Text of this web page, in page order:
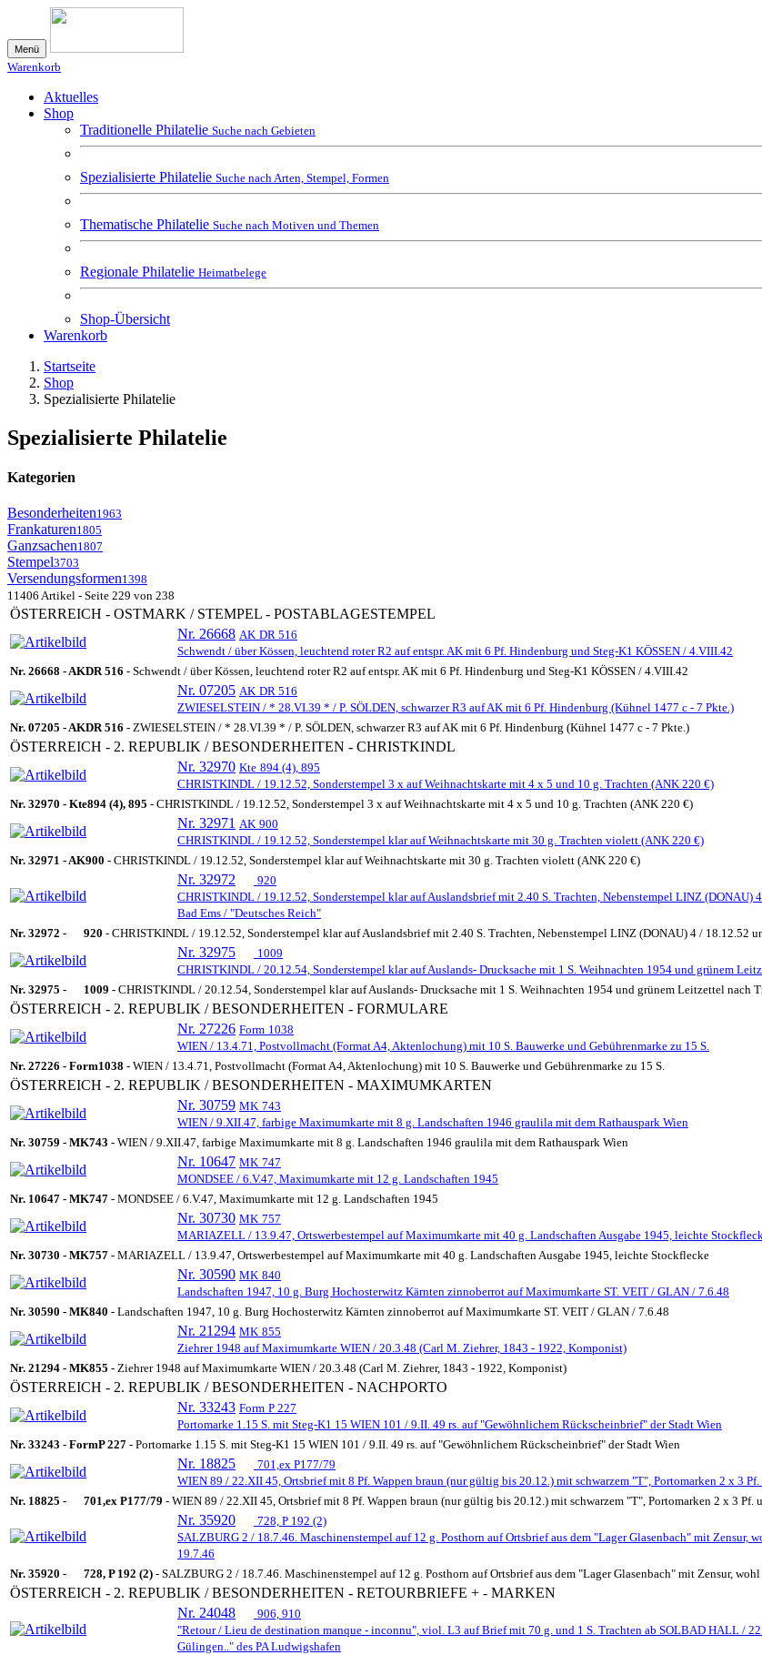
Menü
Warenkorb
Aktuelles
Shop
Traditionelle Philatelie Suche nach Gebieten
Spezialisierte Philatelie Suche nach Arten, Stempel, Formen
Thematische Philatelie Suche nach Motiven und Themen
Regionale Philatelie Heimatbelege
Shop-Übersicht
Warenkorb
Startseite
Shop
Spezialisierte Philatelie
Spezialisierte Philatelie
Kategorien
Besonderheiten1963
Frankaturen1805
Ganzsachen1807
Stempel3703
Versendungsformen1398
11406 Artikel - Seite 229 von 238
ÖSTERREICH - OSTMARK / STEMPEL - POSTABLAGESTEMPEL
Nr. 26668 AK DR 516
Schwendt / über Kössen, leuchtend roter R2 auf entspr. AK mit 6 Pf. Hindenburg und Steg-K1 KÖSSEN / 4.VIII.42
Nr. 26668 -AKDR 516 - Schwendt / über Kössen, leuchtend roter R2 auf entspr. AK mit 6 Pf. Hindenburg und Steg-K1 KÖSSEN / 4.VIII.42
Nr. 07205 AK DR 516
ZWIESELSTEIN / * 28.VI.39 * / P. SÖLDEN, schwarzer R3 auf AK mit 6 Pf. Hindenburg (Kühnel 1477 c - 7 Pkte.)
Nr. 07205 -AKDR 516 - ZWIESELSTEIN / * 28.VI.39 * / P. SÖLDEN, schwarzer R3 auf AK mit 6 Pf. Hindenburg (Kühnel 1477 c - 7 Pkte.)
ÖSTERREICH - 2. REPUBLIK / BESONDERHEITEN - CHRISTKINDL
Nr. 32970 Kte 894 (4), 895
CHRISTKINDL / 19.12.52, Sonderstempel 3 x auf Weihnachtskarte mit 4 x 5 und 10 g. Trachten (ANK 220 €)
Nr. 32970 - Kte894 (4), 895 - CHRISTKINDL / 19.12.52, Sonderstempel 3 x auf Weihnachtskarte mit 4 x 5 und 10 g. Trachten (ANK 220 €)
Nr. 32971 AK 900
CHRISTKINDL / 19.12.52, Sonderstempel klar auf Weihnachtskarte mit 30 g. Trachten violett (ANK 220 €)
Nr. 32971 -AK900 - CHRISTKINDL / 19.12.52, Sonderstempel klar auf Weihnachtskarte mit 30 g. Trachten violett (ANK 220 €)
Nr. 32972
920
CHRISTKINDL / 19.12.52, Sonderstempel klar auf Auslandsbrief mit 2.40 S. Trachten, Nebenstempel LINZ
Bad Ems / "Deutsches Reich"
Nr. 32972 - 920 - CHRISTKINDL / 19.12.52, Sonderstempel klar auf Auslandsbrief mit 2.40 S. Trachten, Nebenstempel LINZ (DONAU) 4 / 18.12.52
Nr. 32975
1009
CHRISTKINDL / 20.12.54, Sonderstempel klar auf Auslands- Drucksache mit 1 S. Weihnachten 1954 und grünem
Nr. 32975 - 1009 - CHRISTKINDL / 20.12.54, Sonderstempel klar auf Auslands- Drucksache mit 1 S. Weihnachten 1954 und grünem Leitzettel nach
ÖSTERREICH - 2. REPUBLIK / BESONDERHEITEN - FORMULARE
Nr. 27226 Form 1038
WIEN / 13.4.71, Postvollmacht (Format A4, Aktenlochung) mit 10 S. Bauwerke und Gebührenmarke zu 15 S.
Nr. 27226 - Form1038 - WIEN / 13.4.71, Postvollmacht (Format A4, Aktenlochung) mit 10 S. Bauwerke und Gebührenmarke zu 15 S.
ÖSTERREICH - 2. REPUBLIK / BESONDERHEITEN - MAXIMUMKARTEN
Nr. 30759 MK 743
WIEN / 9.XII.47, farbige Maximumkarte mit 8 g. Landschaften 1946 graulila mit dem Rathauspark Wien
Nr. 30759 - MK743 - WIEN / 9.XII.47, farbige Maximumkarte mit 8 g. Landschaften 1946 graulila mit dem Rathauspark Wien
Nr. 10647 MK 747
MONDSEE / 6.V.47, Maximumkarte mit 12 g. Landschaften 1945
Nr. 10647 - MK747 - MONDSEE / 6.V.47, Maximumkarte mit 12 g. Landschaften 1945
Nr. 30730 MK 757
MARIAZELL / 13.9.47, Ortswerbestempel auf Maximumkarte mit 40 g. Landschaften Ausgabe 1945, leichte
Nr. 30730 - MK757 - MARIAZELL / 13.9.47, Ortswerbestempel auf Maximumkarte mit 40 g. Landschaften Ausgabe 1945, leichte Stockflecke
Nr. 30590 MK 840
Landschaften 1947, 10 g. Burg Hochosterwitz Kärnten zinnoberrot auf Maximumkarte ST. VEIT / GLAN / 7.6.48
Nr. 30590 - MK840 - Landschaften 1947, 10 g. Burg Hochosterwitz Kärnten zinnoberrot auf Maximumkarte ST. VEIT / GLAN / 7.6.48
Nr. 21294 MK 855
Ziehrer 1948 auf Maximumkarte WIEN / 20.3.48 (Carl M. Ziehrer, 1843 - 1922, Komponist)
Nr. 21294 - MK855 - Ziehrer 1948 auf Maximumkarte WIEN / 20.3.48 (Carl M. Ziehrer, 1843 - 1922, Komponist)
ÖSTERREICH - 2. REPUBLIK / BESONDERHEITEN - NACHPORTO
Nr. 33243 Form P 227
Portomarke 1.15 S. mit Steg-K1 15 WIEN 101 / 9.II. 49 rs. auf "Gewöhnlichem Rückscheinbrief" der Stadt Wien
Nr. 33243 - FormP 227 - Portomarke 1.15 S. mit Steg-K1 15 WIEN 101 / 9.II. 49 rs. auf "Gewöhnlichem Rückscheinbrief" der Stadt Wien
Nr. 18825
701,ex P177/79
WIEN 89 / 22.XII 45, Ortsbrief mit 8 Pf. Wappen braun (nur gültig bis 20.12.) mit schwarzem "T", Portomarken 2 x 3
Nr. 18825 - 701,ex P177/79 - WIEN 89 / 22.XII 45, Ortsbrief mit 8 Pf. Wappen braun (nur gültig bis 20.12.) mit schwarzem "T", Portomarken 2 x 3
Nr. 35920
728, P 192 (2)
SALZBURG 2 / 18.7.46. Maschinenstempel auf 12 g. Posthorn auf Ortsbrief aus dem "Lager Glasenbach" mit Zensur,
19.7.46
Nr. 35920 - 728, P 192 (2) - SALZBURG 2 / 18.7.46. Maschinenstempel auf 12 g. Posthorn auf Ortsbrief aus dem "Lager Glasenbach" mit Zensur,
ÖSTERREICH - 2. REPUBLIK / BESONDERHEITEN - RETOURBRIEFE + - MARKEN
Nr. 24048
906, 910
"Retour / Lieu de destination manque - inconnu", viol. L3 auf Brief mit 70 g. und 1 S. Trachten ab SOLBAD HALL /
Gülingen.." des PA Ludwigshafen